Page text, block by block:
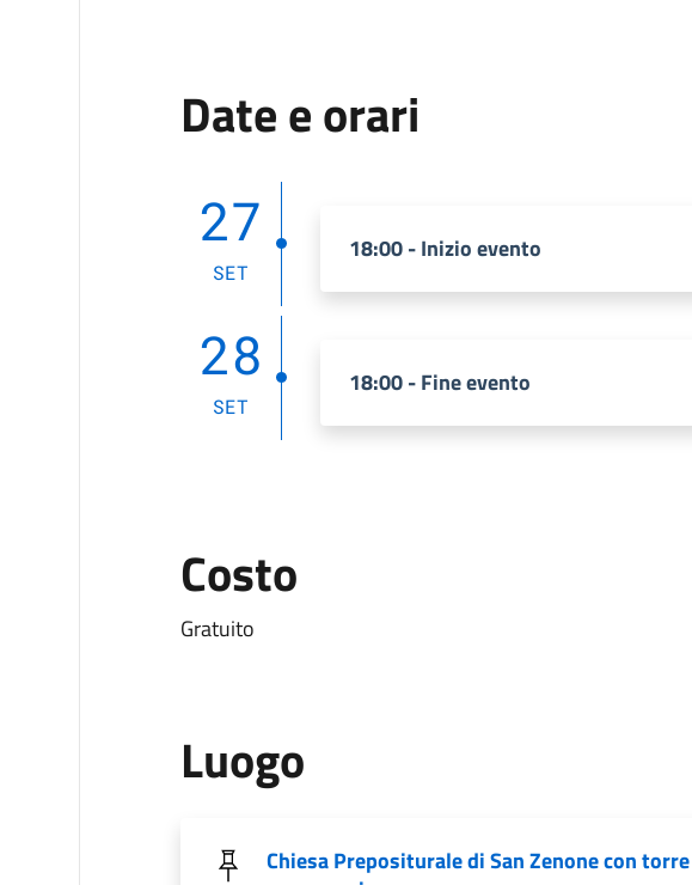
Date e orari
27
SET
18:00 - Inizio evento
28
SET
18:00 - Fine evento
Costo
Gratuito
Luogo
Chiesa Prepositurale di San Zenone con torre